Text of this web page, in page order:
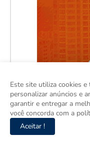
Este site utiliza cookies
personalizar anúncios e
garantir e entregar a
você concorda com a
Aceitar !